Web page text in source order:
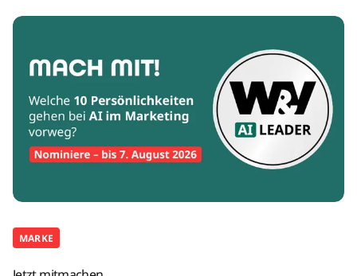
MARKE